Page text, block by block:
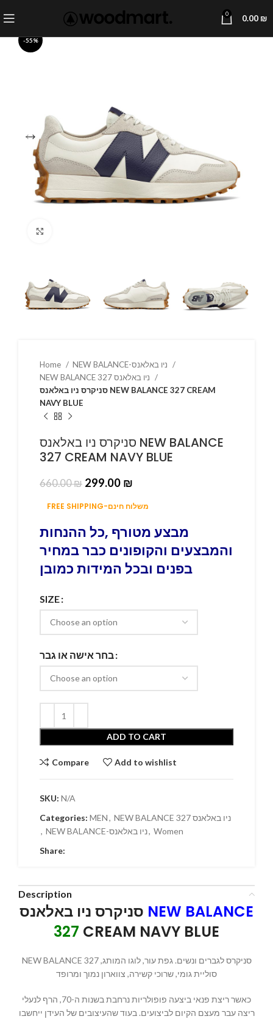
0 0.00 ₪
-55%
Home
סניקרס ניו באלאנס NEW BALANCE 327 CREAM
NAVY BLUE
סניקרס ניו באלאנס NEW BALANCE
327 CREAM NAVY BLUE
660.00₪ 299.00 ₪
FREE SHIPPING-משלוח חינם
מבצע מטורף ,כל ההנחות
והמבצעים והקופונים כבר במחיר
בפנים ובכל המידות כמובן
SIZE
בחר אישה או גבר
ADD TO CART
Compare Add to wishlist
SKU: N/A
Categories: MEN,
NEW BALANCE 327 ניו באלאנס
,
NEW BALANCE-ניו באלאנס, Women
Share:
Description
NEW BALANCE
327 CREAM NAVY BLUE
NEW BALANCE 327 סניקרס לגברים ונשים. גפת עור, לוגו המותג,
סוליית גומי, שרוכי קשירה, צווארון נמוך ומרופד
כאשר ריצת פנאי ביצעה פופולריות נרחבת בשנות ה-70, הרף לנעלי
ריצה עבר מעצם הקיום לביצועים. בעוד שהעיצובים של העידן ייחשבו